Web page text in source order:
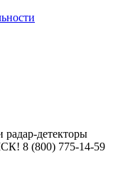
8 (800) 775-14-59